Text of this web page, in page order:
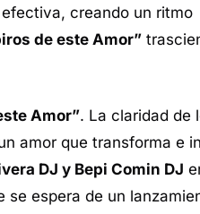
creando un ritmo
de este Amor”
Amor”. La claridad de
amor que transforma e
DJ y Bepi Comin DJ
se espera de un